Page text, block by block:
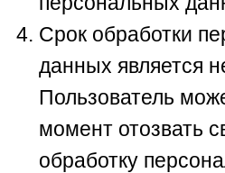
Срок обработки
данных является
Пользователь
момент отозвать
обработку